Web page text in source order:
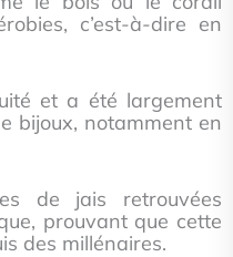
c’est-à-dire en
et a été largement
bijoux, notamment en
de jais retrouvées
prouvant que cette
des millénaires.